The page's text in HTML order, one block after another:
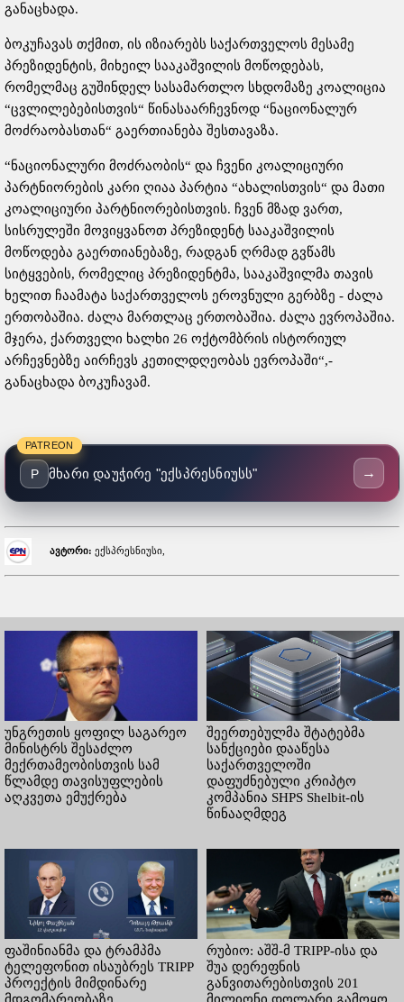
განაცხადა.
ბოკუჩავას თქმით, ის იზიარებს საქართველოს მესამე
პრეზიდენტის, მიხეილ სააკაშვილის მოწოდებას,
რომელმაც გუშინდელ სასამართლო სხდომაზე კოალიცია
“ცვლილებებისთვის“ წინასაარჩევნოდ “ნაციონალურ
მოძრაობასთან“ გაერთიანება შესთავაზა.
“ნაციონალური მოძრაობის“ და ჩვენი კოალიციური
პარტნიორების კარი ღიაა პარტია “ახალისთვის“ და მათი
კოალიციური პარტნიორებისთვის. ჩვენ მზად ვართ,
სისრულეში მოვიყვანოთ პრეზიდენტ სააკაშვილის
მოწოდება გაერთიანებაზე, რადგან ღრმად გვწამს
სიტყვების, რომელიც პრეზიდენტმა, სააკაშვილმა თავის
ხელით ჩაამატა საქართველოს ეროვნული გერბზე - ძალა
ერთობაშია. ძალა მართლაც ერთობაშია. ძალა ევროპაშია.
მჯერა, ქართველი ხალხი 26 ოქტომბრის ისტორიულ
არჩევნებზე აირჩევს კეთილდღეობას ევროპაში“,-
განაცხადა ბოკუჩავამ.
PATREON
P მხარი დაუჭირე "ექსპრესნიუსს" →
ავტორი: ექსპრესნიუსი,
უნგრეთის ყოფილ საგარეო
მინისტრს შესაძლო
მექრთამეობისთვის სამ
წლამდე თავისუფლების
აღკვეთა ემუქრება
შეერთებულმა შტატებმა
სანქციები დააწესა
საქართველოში
დაფუძნებული კრიპტო
კომპანია SHPS Shelbit-ის
წინააღმდეგ
ფაშინიანმა და ტრამპმა
ტელეფონით ისაუბრეს TRIPP
პროექტის მიმდინარე
რუბიო: აშშ-მ TRIPP-ისა და
შუა დერეფნის
განვითარებისთვის 201